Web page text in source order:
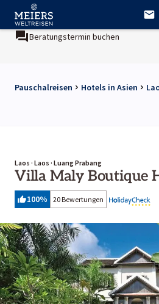
Beratungstermin buchen
Pauschalreisen Hotels in Asien
Laos · Laos · Luang Prabang
Villa Maly Boutique
100% 20 Bewertungen